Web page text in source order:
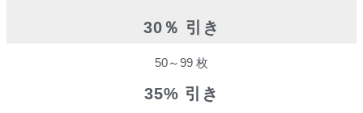
30％ 引き
50～99 枚
35% 引き